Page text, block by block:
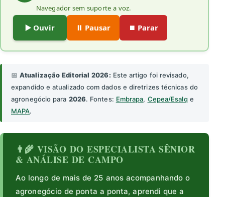
Navegador sem suporte a voz.
▶️ Ouvir ⏸️ Pausar ⏹️ Parar
📅Atualização Editorial 2026: Este artigo foi revisado,
expandido e atualizado com dados e diretrizes técnicas do
agronegócio para 2026. Fontes: Embrapa, Cepea/Esalq e
MAPA.
👨‍🌾 VISÃO DO ESPECIALISTA SÊNIOR
& ANÁLISE DE CAMPO
Ao longo de mais de 25 anos acompanhando o
agronegócio de ponta a ponta, aprendi que a